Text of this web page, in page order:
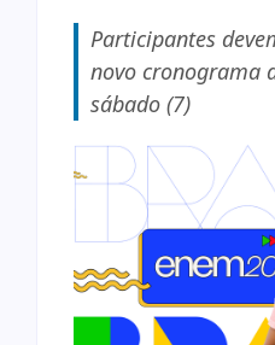
Participantes
novo cronograma
sábado (7)